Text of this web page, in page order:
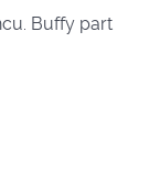
Buffy part